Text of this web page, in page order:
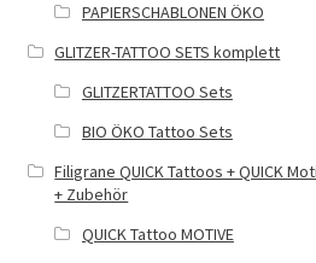
PAPIERSCHABLONEN ÖKO
GLITZER-TATTOO SETS komplett
GLITZERTATTOO Sets
BIO ÖKO Tattoo Sets
Filigrane QUICK Tattoos + QUICK
+ Zubehör
QUICK Tattoo MOTIVE